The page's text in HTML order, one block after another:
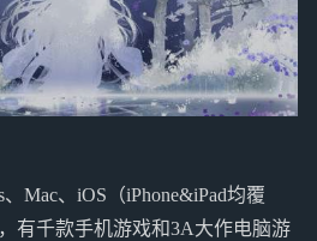
Mac、iOS（iPhone&iPad均覆
有千款手机游戏和3A大作电脑游